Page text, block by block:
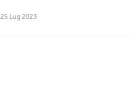
25 Lug 2023